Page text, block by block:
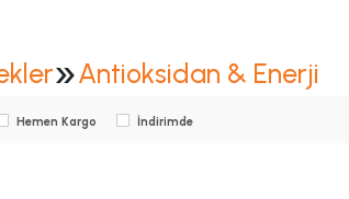
»Antioksidan & Enerji
Hemen Kargo İndirimde